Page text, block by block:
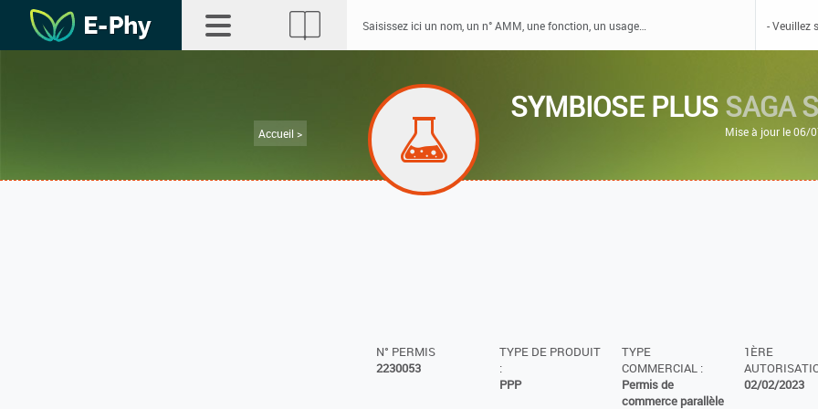
Accueil >
SYMBIOSE PLUSSAGA
Mise à jour le 06/
N° PERMIS
2230053
TYPE DE PRODUIT
:
PPP
TYPE
COMMERCIAL :
Permis de
commerce parallèle
1ÈRE
02/02/2023